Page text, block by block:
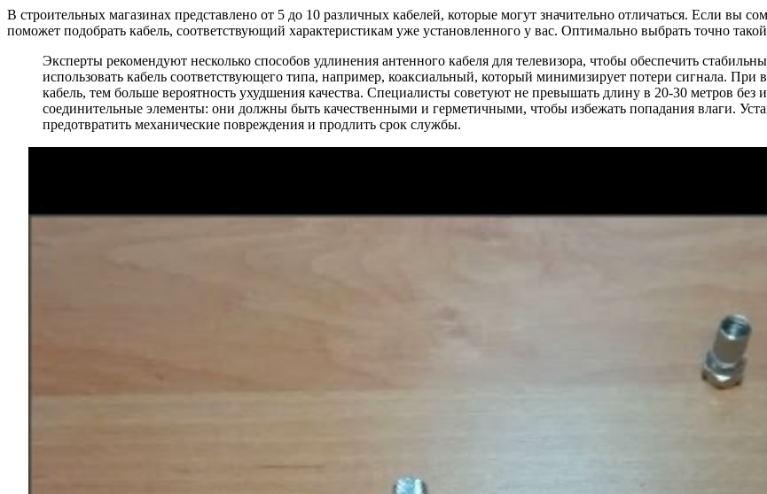
В строительных магазинах представлено от 5 до 10 различных кабелей, которые могут значительно отличаться. Если вы
поможет подобрать кабель, соответствующий характеристикам уже установленного у вас. Оптимально выбрать точно
Эксперты рекомендуют несколько способов удлинения антенного кабеля для телевизора, чтобы обеспечить
использовать кабель соответствующего типа, например, коаксиальный, который минимизирует потери сигнала. При
кабель, тем больше вероятность ухудшения качества. Специалисты советуют не превышать длину в 20-30 метров без
соединительные элементы: они должны быть качественными и герметичными, чтобы избежать попадания влаги.
предотвратить механические повреждения и продлить срок службы.